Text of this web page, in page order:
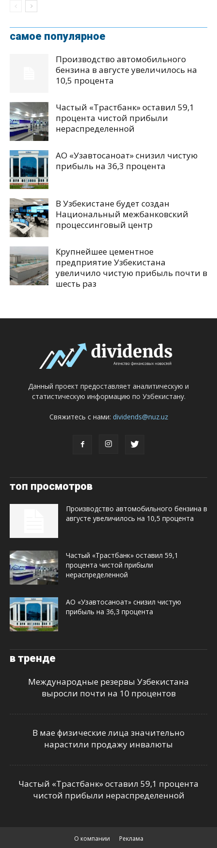
самое популярное
Производство автомобильного
бензина в августе увеличилось на
10,5 процента
Частый «Трастбанк» оставил 59,1
процента чистой прибыли
нераспределенной
АО «Узавтосаноат» снизил чистую
прибыль на 36,3 процента
В Узбекистане будет создан
Национальный межбанковский
процессинговый центр
Крупнейшее цементное
предприятие Узбекистана
увеличило чистую прибыль почти в
шесть раз
Данный проект предоставляет аналитическую и
статистическую информацию по Узбекистану.
Свяжитесь с нами: dividends@nuz.uz
топ просмотров
Производство автомобильного бензина в
августе увеличилось на 10,5 процента
Частый «Трастбанк» оставил 59,1
процента чистой прибыли
нераспределенной
АО «Узавтосаноат» снизил чистую
прибыль на 36,3 процента
в тренде
Международные резервы Узбекистана
выросли почти на 10 процентов
В мае физические лица значительно
нарастили продажу инвалюты
Частый «Трастбанк» оставил 59,1 процента
чистой прибыли нераспределенной
О компании Реклама